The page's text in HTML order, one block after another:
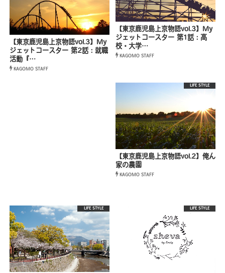
【東京鹿児島上京物語vol.3】My
ジェットコースター 第2話：就職
活動『…
KAGOMO STAFF
【東京鹿児島上京物語vol.3】My
ジェットコースター 第1話：高
校・大学…
KAGOMO STAFF
LIFE STYLE
【東京鹿児島上京物語vol.2】俺ん
家の農園
KAGOMO STAFF
LIFE STYLE LIFE STYLE